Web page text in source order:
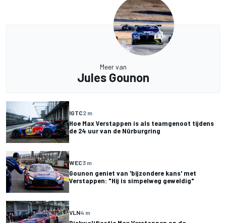
Meer van
Jules Gounon
IGTC2 m
Hoe Max Verstappen is als teamgenoot tijdens
de 24 uur van de Nürburgring
WEC3 m
Gounon geniet van 'bijzondere kans' met
Verstappen: "Hij is simpelweg geweldig"
VLN4 m